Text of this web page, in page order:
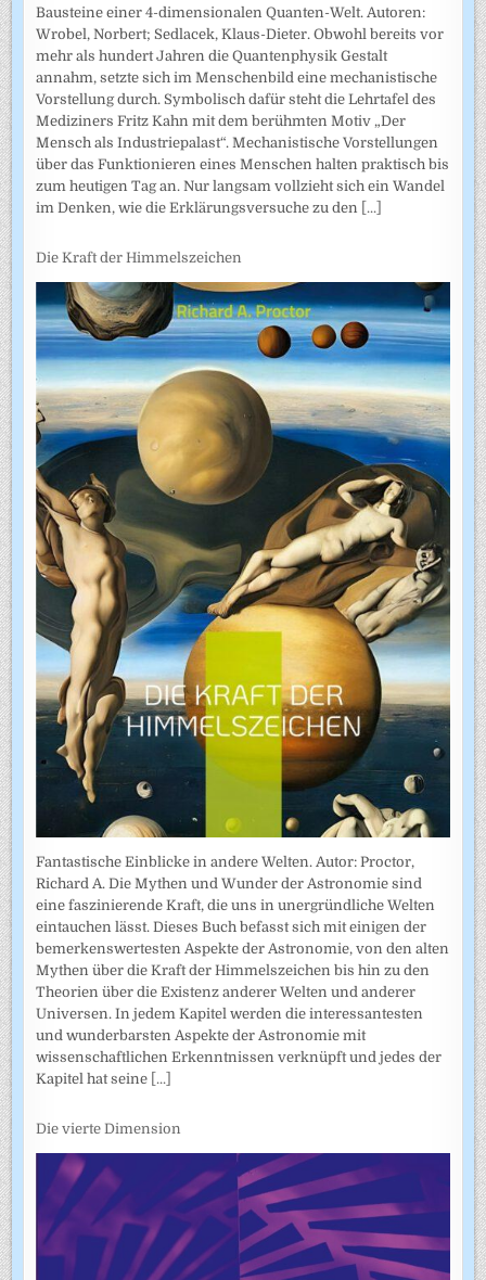
Bausteine einer 4-dimensionalen Quanten-Welt. Autoren:
Wrobel, Norbert; Sedlacek, Klaus-Dieter. Obwohl bereits vor
mehr als hundert Jahren die Quantenphysik Gestalt
annahm, setzte sich im Menschenbild eine mechanistische
Vorstellung durch. Symbolisch dafür steht die Lehrtafel des
Mediziners Fritz Kahn mit dem berühmten Motiv „Der
Mensch als Industriepalast“. Mechanistische Vorstellungen
über das Funktionieren eines Menschen halten praktisch bis
zum heutigen Tag an. Nur langsam vollzieht sich ein Wandel
im Denken, wie die Erklärungsversuche zu den [...]
Die Kraft der Himmelszeichen
Fantastische Einblicke in andere Welten. Autor: Proctor,
Richard A. Die Mythen und Wunder der Astronomie sind
eine faszinierende Kraft, die uns in unergründliche Welten
eintauchen lässt. Dieses Buch befasst sich mit einigen der
bemerkenswertesten Aspekte der Astronomie, von den alten
Mythen über die Kraft der Himmelszeichen bis hin zu den
Theorien über die Existenz anderer Welten und anderer
Universen. In jedem Kapitel werden die interessantesten
und wunderbarsten Aspekte der Astronomie mit
wissenschaftlichen Erkenntnissen verknüpft und jedes der
Kapitel hat seine [...]
Die vierte Dimension